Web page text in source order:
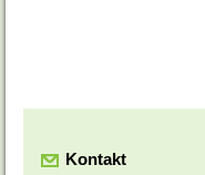
Kontakt